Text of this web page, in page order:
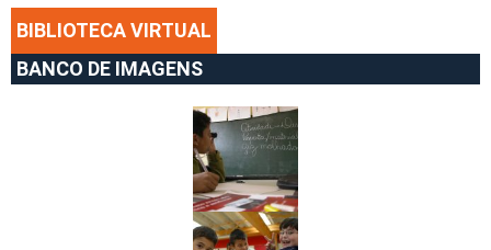
BIBLIOTECA VIRTUAL
BANCO DE IMAGENS